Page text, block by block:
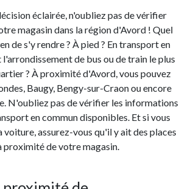
éclairée, n'oubliez pas de vérifier
magasin dans la région d'Avord ! Quel
de s'y rendre ? À pied ? En transport en
l'arrondissement de bus ou de train le plus
? À proximité d'Avord, vous pouvez
Baugy, Bengy-sur-Craon ou encore
N'oubliez pas de vérifier les informations
en commun disponibles. Et si vous
assurez-vous qu'il y ait des places
proximité de votre magasin.